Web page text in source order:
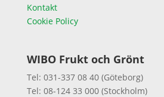
Kontakt
Cookie Policy
WIBO Frukt och Grönt
Tel: 031-337 08 40 (Göteborg)
Tel: 08-124 33 000 (Stockholm)